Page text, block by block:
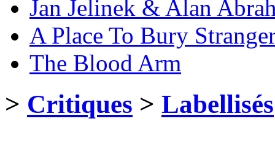
Jan Jelinek & Alan
A Place To Bury
The Blood Arm
> Critiques > Labellisés